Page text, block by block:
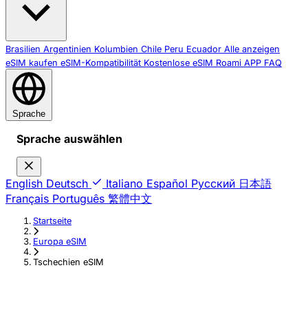
Brasilien Argentinien Kolumbien Chile Peru Ecuador Alle anzeigen
eSIM kaufen eSIM-Kompatibilität Kostenlose eSIM Roami APP FAQ
Sprache
Sprache auswählen
English Deutsch Italiano Español Русский 日本語
Français Português 繁體中文
Startseite
›
Europa eSIM
›
Tschechien eSIM